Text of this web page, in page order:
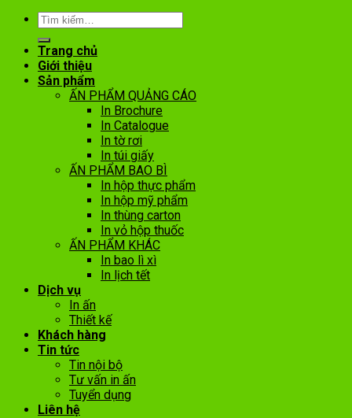
Trang chủ
Giới thiệu
Sản phẩm
ẤN PHẨM QUẢNG CÁO
In Brochure
In Catalogue
In tờ rơi
In túi giấy
ẤN PHẨM BAO BÌ
In hộp thực phẩm
In hộp mỹ phẩm
In thùng carton
In vỏ hộp thuốc
ẤN PHẨM KHÁC
In bao lì xì
In lịch tết
Dịch vụ
In ấn
Thiết kế
Khách hàng
Tin tức
Tin nội bộ
Tư vấn in ấn
Tuyển dụng
Liên hệ